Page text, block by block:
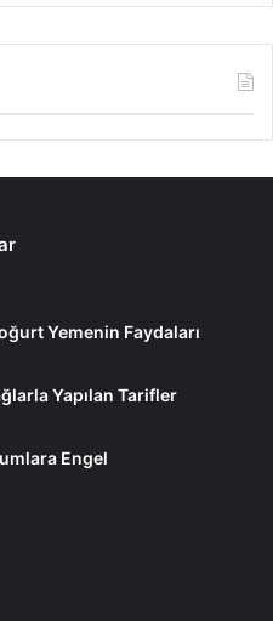
Yemenin Faydaları
Yapılan Tarifler
Engel